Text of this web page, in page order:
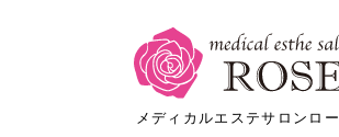
メディカルエステサロンロ